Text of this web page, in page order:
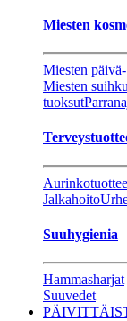
Miesten
Miesten
Miesten
tuoksut
Jalkahoito
Suuhygienia
Hammasharjat
Suuvedet